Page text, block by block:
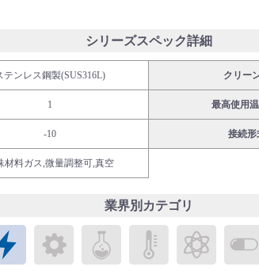
シリーズスペック詳細
テンレス鋼製(SUS316L) クリー
1 最高使用
-10 接続形
材料ガス,微量調整可,真空
業界別カテゴリ
エレクトロニクス
メカトロニクス
ケミカル パブリックラボ